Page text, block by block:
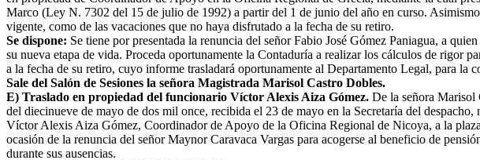
Marco (Ley N. 7302 del 15 de julio de 1992) a partir del 1 de junio del año en curso.
vigente, como de las vacaciones que no haya disfrutado a la fecha de su retiro.
Se dispone: Se tiene por presentada la renuncia del señor Fabio José Gómez Paniagua, a
su nueva etapa de vida. Proceda oportunamente la Contaduría a realizar los cálculos de rigor
a la fecha de su retiro, cuyo informe trasladará oportunamente al Departamento Legal, para la
Sale del Salón de Sesiones la señora Magistrada Marisol Castro Dobles.
E) Traslado en propiedad del funcionario Víctor Alexis Aiza Gómez. De la señora Marisol
del diecinueve de mayo de dos mil once, recibida el 23 de mayo en la Secretaría del
Víctor Alexis Aiza Gómez, Coordinador de Apoyo de la Oficina Regional de Nicoya, a la
ocasión de la renuncia del señor Maynor Caravaca Vargas para acogerse al beneficio de
durante sus ausencias.